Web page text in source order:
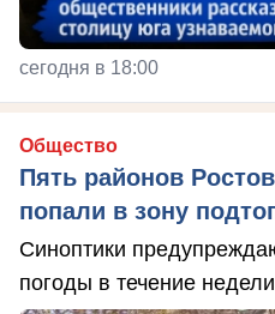
сегодня в 18:00
Общество
Пять районов
попали в зону
Синоптики
погоды в течение недели